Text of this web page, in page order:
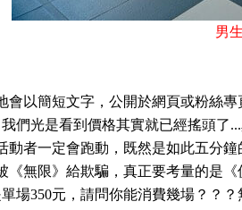
男
會以簡短文字，公開於網頁或粉絲專
我們光是看到價格其實就已經搖頭了...
動者一定會跑動，既然是如此五分鐘
《無限》給欺騙，真正要考量的是《
場350元，請問你能消費幾場？？？